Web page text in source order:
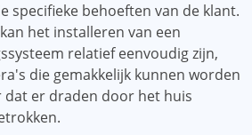
specifieke behoeften van de klant.
het installeren van een
relatief eenvoudig zijn,
die gemakkelijk kunnen worden
dat er draden door het huis